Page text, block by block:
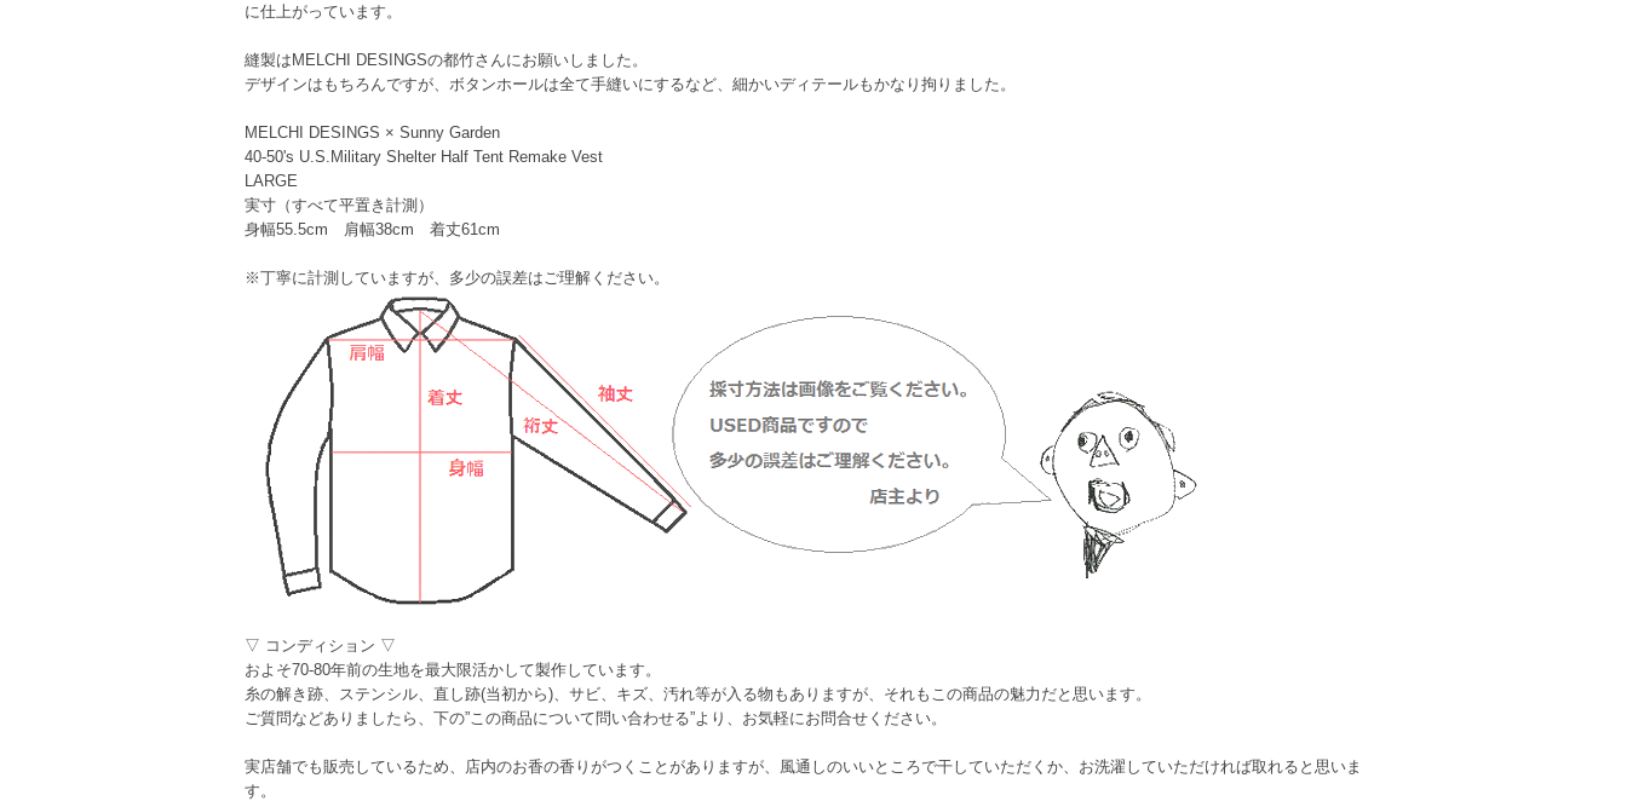
に仕上がっています。
縫製はMELCHI DESINGSの都竹さんにお願いしました。
デザインはもちろんですが、ボタンホールは全て手縫いにするなど、細かいディテールもかなり拘りました。
MELCHI DESINGS × Sunny Garden
40-50's U.S.Military Shelter Half Tent Remake Vest
LARGE
実寸（すべて平置き計測）
身幅55.5cm 肩幅38cm 着丈61cm
※丁寧に計測していますが、多少の誤差はご理解ください。
▽ コンディション ▽
およそ70-80年前の生地を最大限活かして製作しています。
糸の解き跡、ステンシル、直し跡(当初から)、サビ、キズ、汚れ等が入る物もありますが、それもこの商品の魅力だと思います。
ご質問などありましたら、下の”この商品について問い合わせる”より、お気軽にお問合せください。
実店舗でも販売しているため、店内のお香の香りがつくことがありますが、風通しのいいところで干していただくか、お洗濯していただければ取れると思いま
す。